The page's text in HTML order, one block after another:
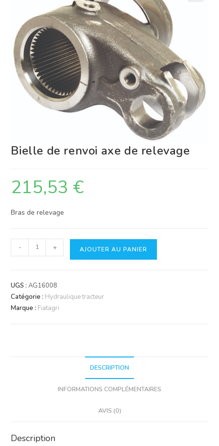
Bielle de renvoi axe de relevage
215,53 €
Bras de relevage
quantité
de
de
renvoi
axe
- + AJOUTER AU PANIER
UGS :AG16008
Catégorie : Hydraulique tracteur
Marque : Fiatagri
DESCRIPTION
INFORMATIONS COMPLÉMENTAIRES
AVIS (0)
Description